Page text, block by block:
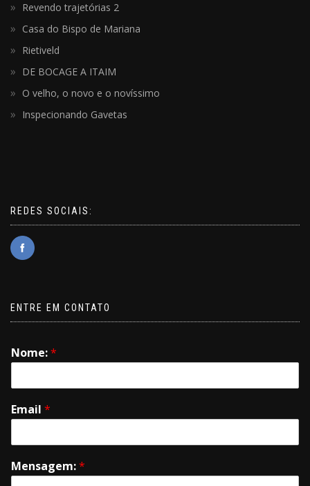
Revendo trajetórias 2
Casa do Bispo de Mariana
Rietiveld
DE BOCAGE A ITAIM
O velho, o novo e o novíssimo
Inspecionando Gavetas
REDES SOCIAIS:
ENTRE EM CONTATO
Nome:*
Email *
Mensagem:*